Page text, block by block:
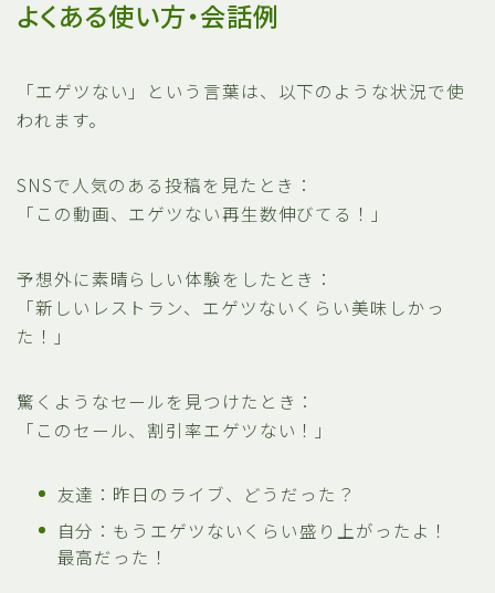
よくある使い方・会話例
「エゲツない」という言葉は、以下のような状況で使
われます。
SNSで人気のある投稿を見たとき：
「この動画、エゲツない再生数伸びてる！」
予想外に素晴らしい体験をしたとき：
「新しいレストラン、エゲツないくらい美味しかっ
た！」
驚くようなセールを見つけたとき：
「このセール、割引率エゲツない！」
友達：昨日のライブ、どうだった？
自分：もうエゲツないくらい盛り上がったよ！
最高だった！